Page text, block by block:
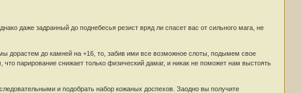
даже задранный до поднебесья резист вряд ли спасет вас от сильного мага, не
дорастем до камней на +16, то, забив ими все возможное слоты, подымем свое
парирование снижает только физический дамаг, и никак не поможет нам выстоять
и подобрать набор кожаных доспехов. Заодно вы получите